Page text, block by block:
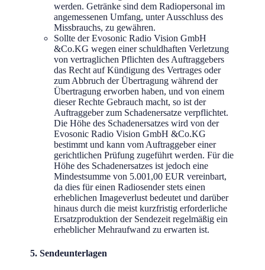
werden. Getränke sind dem Radiopersonal im
angemessenen Umfang, unter Ausschluss des
Missbrauchs, zu gewähren.
Sollte der Evosonic Radio Vision GmbH
&Co.KG wegen einer schuldhaften Verletzung
von vertraglichen Pflichten des Auftraggebers
das Recht auf Kündigung des Vertrages oder
zum Abbruch der Übertragung während der
Übertragung erworben haben, und von einem
dieser Rechte Gebrauch macht, so ist der
Auftraggeber zum Schadenersatze verpflichtet.
Die Höhe des Schadenersatzes wird von der
Evosonic Radio Vision GmbH &Co.KG
bestimmt und kann vom Auftraggeber einer
gerichtlichen Prüfung zugeführt werden. Für die
Höhe des Schadenersatzes ist jedoch eine
Mindestsumme von 5.001,00 EUR vereinbart,
da dies für einen Radiosender stets einen
erheblichen Imageverlust bedeutet und darüber
hinaus durch die meist kurzfristig erforderliche
Ersatzproduktion der Sendezeit regelmäßig ein
erheblicher Mehraufwand zu erwarten ist.
5. Sendeunterlagen